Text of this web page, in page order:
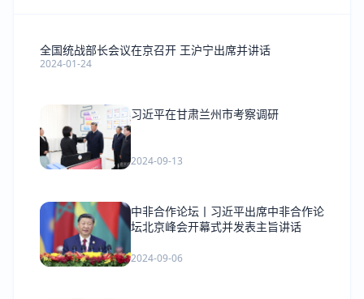
全国统战部长会议在京召开 王沪宁出席并讲话
2024-01-24
习近平在甘肃兰州市考察调研
2024-09-13
中非合作论坛丨习近平出席中非合作论
坛北京峰会开幕式并发表主旨讲话
2024-09-06